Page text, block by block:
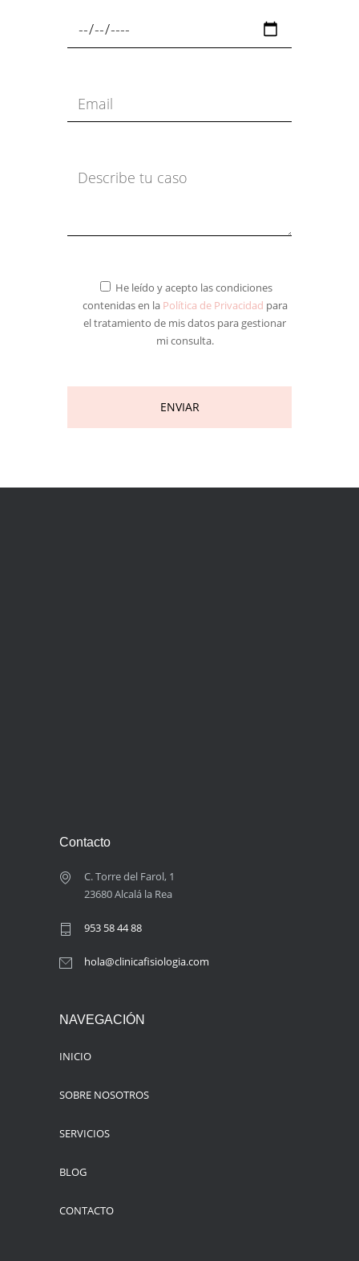
He leído y acepto las condiciones
contenidas en la Política de Privacidad para
el tratamiento de mis datos para gestionar
mi consulta.
Contacto
C. Torre del Farol, 1
23680 Alcalá la Rea
953 58 44 88
hola@clinicafisiologia.com
NAVEGACIÓN
INICIO
SOBRE NOSOTROS
SERVICIOS
BLOG
CONTACTO